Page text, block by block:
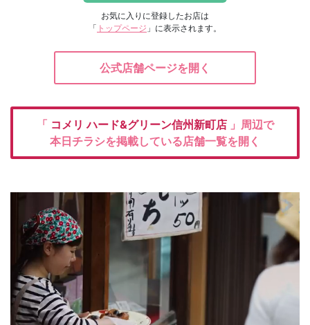
お気に入りに登録したお店は
「 トップページ 」に表示されます。
公式店舗ページを開く
「 コメリハード&グリーン信州新町店 」周辺で
本日チラシを掲載している店舗一覧を開く